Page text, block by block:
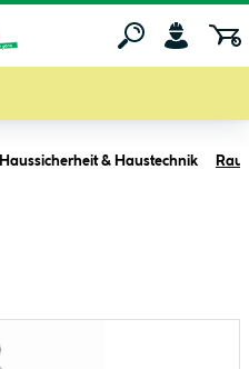
Haussicherheit & Haustechnik